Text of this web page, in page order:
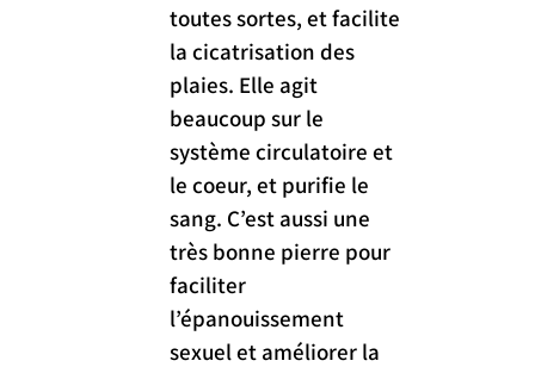
toutes sortes, et facilite
la cicatrisation des
plaies. Elle agit
beaucoup sur le
système circulatoire et
le coeur, et purifie le
sang. C’est aussi une
très bonne pierre pour
faciliter
l’épanouissement
sexuel et améliorer la